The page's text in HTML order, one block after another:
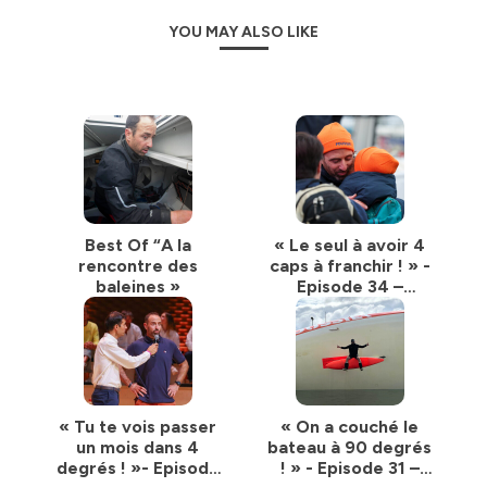
YOU MAY ALSO LIKE
Best Of “A la
rencontre des
baleines »
« Le seul à avoir 4
caps à franchir ! » -
Episode 34 –
Novembre 2024
« Tu te vois passer
un mois dans 4
degrés ! »- Episode
« On a couché le
bateau à 90 degrés
! » - Episode 31 –